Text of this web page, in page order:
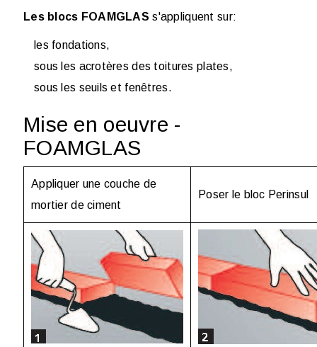
Les blocs FOAMGLAS s'appliquent sur:
les fondations,
sous les acrotères des toitures plates,
sous les seuils et fenêtres.
Mise en oeuvre -
FOAMGLAS
Appliquer une couche de
mortier de ciment
Poser le bloc Perinsul